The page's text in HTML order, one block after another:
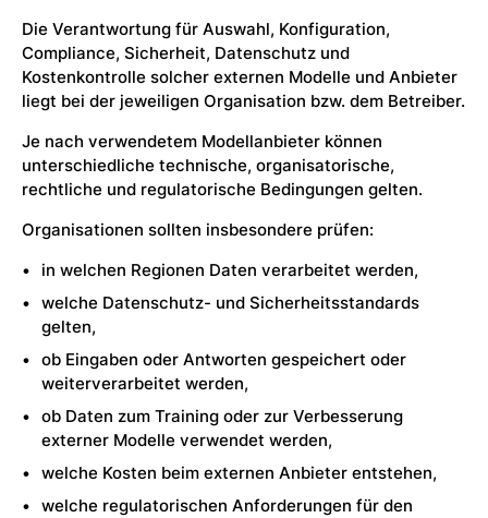
Die Verantwortung für Auswahl, Konfiguration,
Compliance, Sicherheit, Datenschutz und
Kostenkontrolle solcher externen Modelle und Anbieter
liegt bei der jeweiligen Organisation bzw. dem Betreiber.
Je nach verwendetem Modellanbieter können
unterschiedliche technische, organisatorische,
rechtliche und regulatorische Bedingungen gelten.
Organisationen sollten insbesondere prüfen:
in welchen Regionen Daten verarbeitet werden,
welche Datenschutz- und Sicherheitsstandards
gelten,
ob Eingaben oder Antworten gespeichert oder
weiterverarbeitet werden,
ob Daten zum Training oder zur Verbesserung
externer Modelle verwendet werden,
welche Kosten beim externen Anbieter entstehen,
welche regulatorischen Anforderungen für den